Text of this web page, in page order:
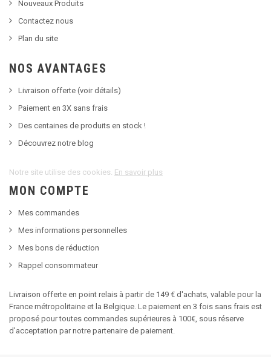
Nouveaux Produits
Contactez nous
Plan du site
NOS AVANTAGES
Livraison offerte (voir détails)
Paiement en 3X sans frais
Des centaines de produits en stock !
Découvrez notre blog
Notre site utilise des cookies. En savoir plus
MON COMPTE
Mes commandes
Mes informations personnelles
Mes bons de réduction
Rappel consommateur
Livraison offerte en point relais à partir de 149 € d'achats, valable pour la
France métropolitaine et la Belgique. Le paiement en 3 fois sans frais est
proposé pour toutes commandes supérieures à 100€, sous réserve
d'acceptation par notre partenaire de paiement.